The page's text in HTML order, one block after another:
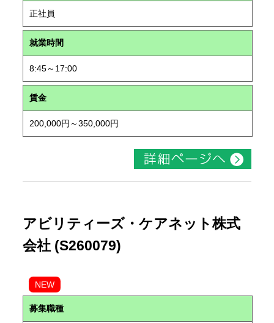
正社員
就業時間
8:45～17:00
賃金
200,000円～350,000円
アビリティーズ・ケアネット株式
会社 (S260079)
NEW
募集職種